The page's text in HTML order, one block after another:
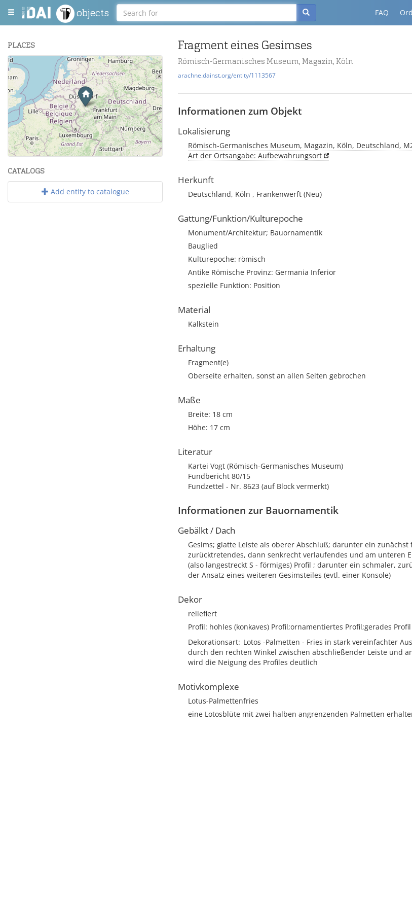
objects FAQ
PLACES
+
−
Leaflet| Maps and Data ©OpenStreetMap.
CATALOGS
Add entity to catalogue
Fragment eines Gesimses
Römisch-Germanisches Museum, Magazin, Köln
arachne.dainst.org/entity/1113567
Informationen zum Objekt
Lokalisierung
Römisch-Germanisches Museum, Magazin, Köln, Deutschland,
Art der Ortsangabe: Aufbewahrungsort
Herkunft
Deutschland, Köln , Frankenwerft (Neu)
Gattung/Funktion/Kulturepoche
Monument/Architektur; Bauornamentik
Bauglied
Kulturepoche: römisch
Antike Römische Provinz: Germania Inferior
spezielle Funktion: Position
Material
Kalkstein
Erhaltung
Fragment(e)
Oberseite erhalten, sonst an allen Seiten gebrochen
Maße
Breite: 18 cm
Höhe: 17 cm
Literatur
Kartei Vogt (Römisch-Germanisches Museum)
Fundbericht 80/15
Fundzettel - Nr. 8623 (auf Block vermerkt)
Informationen zur Bauornamentik
Gebälkt / Dach
Gesims; glatte Leiste als oberer Abschluß; darunter ein zunächst
zurücktretendes, dann senkrecht verlaufendes und am unteren
(also langestreckt S - förmiges) Profil ; darunter ein schmaler,
der Ansatz eines weiteren Gesimsteiles (evtl. einer Konsole)
Dekor
reliefiert
Profil: hohles (konkaves) Profil;ornamentiertes Profil;gerades Profil
Dekorationsart Lotos -Palmetten - Fries in stark vereinfachter
durch den rechten Winkel zwischen abschließender Leiste und
wird die Neigung des Profiles deutlich
Motivkomplexe
Lotus-Palmettenfries
eine Lotosblüte mit zwei halben angrenzenden Palmetten